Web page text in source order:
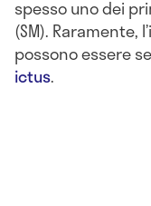
spesso uno dei
(SM).
possono essere
ictus.